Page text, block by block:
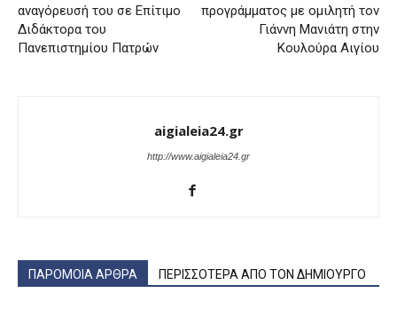
αναγόρευσή του σε Επίτιμο
Διδάκτορα του
Πανεπιστημίου Πατρών
προγράμματος με ομιλητή τον
Γιάννη Μανιάτη στην
Κουλούρα Αιγίου
aigialeia24.gr
http://www.aigialeia24.gr
ΠΑΡΟΜΟΙΑ ΑΡΘΡΑ ΠΕΡΙΣΣΟΤΕΡΑ ΑΠΟ ΤΟΝ ΔΗΜΙΟΥΡΓΟ